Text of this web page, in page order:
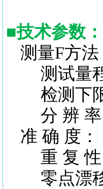
■技术参数：
测量F方
测试量程
检测下限
分 辨 率
准 确 度：
重 复 性
零点漂移